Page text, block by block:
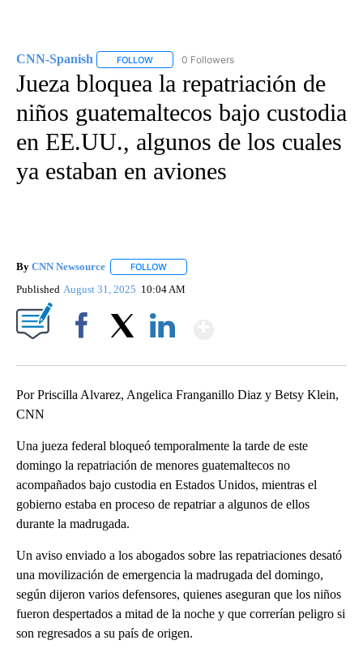
CNN-Spanish FOLLOW FOLLOW "CNN-SPANISH" TO RECEIVE
0 Followers
Jueza bloquea la repatriación de
niños guatemaltecos bajo custodia
en EE.UU., algunos de los cuales
ya estaban en aviones
By CNN Newsource FOLLOW
Published August 31, 2025 10:04 AM
Por Priscilla Alvarez, Angelica Franganillo Diaz y Betsy Klein,
CNN
Una jueza federal bloqueó temporalmente la tarde de este
domingo la repatriación de menores guatemaltecos no
acompañados bajo custodia en Estados Unidos, mientras el
gobierno estaba en proceso de repatriar a algunos de ellos
durante la madrugada.
Un aviso enviado a los abogados sobre las repatriaciones desató
una movilización de emergencia la madrugada del domingo,
según dijeron varios defensores, quienes aseguran que los niños
fueron despertados a mitad de la noche y que correrían peligro si
son regresados a su país de origen.